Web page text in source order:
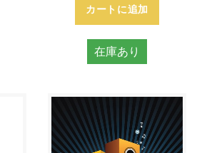
カートに追加
在庫あり